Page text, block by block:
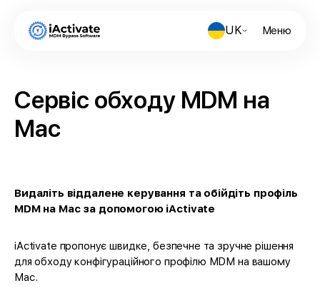
UK Меню
Сервіс обходу MDM на
Mac
Видаліть віддалене керування та обійдіть профіль
MDM на Mac за допомогою iActivate
iActivate пропонує швидке, безпечне та зручне рішення
для обходу конфігураційного профілю MDM на вашому
Mac.